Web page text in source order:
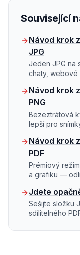
Související
Návod krok
JPG
Jeden JPG na
chaty, webové
Návod krok
PNG
Bezeztrátová
lepší pro
Návod krok
PDF
Prémiový
a grafiku —
Jdete
Sešijte složku
sdílitelného